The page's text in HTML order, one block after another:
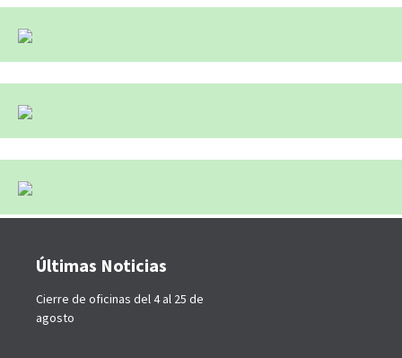
Últimas Noticias
Cierre de oficinas del 4 al 25 de
agosto